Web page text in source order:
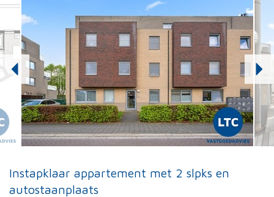
Instapklaar appartement met 2 slpks en
autostaanplaats